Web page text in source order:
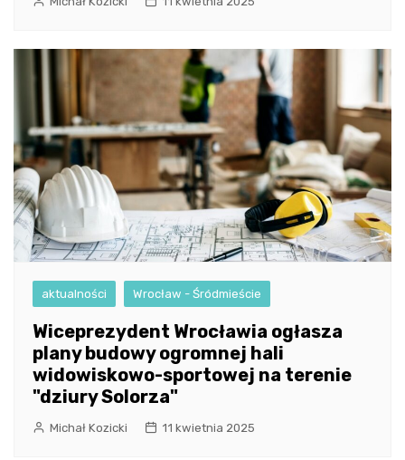
aktualności Wrocław - Śródmieście
Wiceprezydent Wrocławia ogłasza
plany budowy ogromnej hali
widowiskowo-sportowej na terenie
"dziury Solorza"
Michał Kozicki 11 kwietnia 2025